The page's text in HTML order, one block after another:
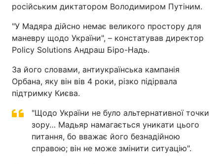
російським диктатором Володимиром Путіним.
"У Мадяра дійсно немає великого простору для
маневру щодо України", – констатував директор
Policy Solutions Андраш Біро-Надь.
За його словами, антиукраїнська кампанія
Орбана, яку він вів 4 роки, різко підірвала
підтримку Києва.
"Щодо України не було альтернативної точки
зору… Мадьяр намагається уникати цього
питання, бо вважає його безнадійною
справою; він не може змінити ситуацію".